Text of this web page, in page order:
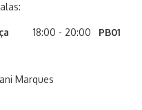
18:00 - 20:00
PB01
Marques